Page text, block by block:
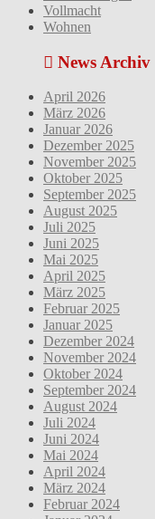
Vollmacht
Wohnen
News Archiv
April 2026
März 2026
Januar 2026
Dezember 2025
November 2025
Oktober 2025
September 2025
August 2025
Juli 2025
Juni 2025
Mai 2025
April 2025
März 2025
Februar 2025
Januar 2025
Dezember 2024
November 2024
Oktober 2024
September 2024
August 2024
Juli 2024
Juni 2024
Mai 2024
April 2024
März 2024
Februar 2024